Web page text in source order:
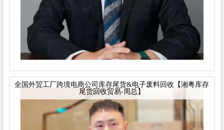
全国外贸工厂跨境电商公司库存尾货&电子废料回收【湘粤库存
尾货回收贸易-周总】